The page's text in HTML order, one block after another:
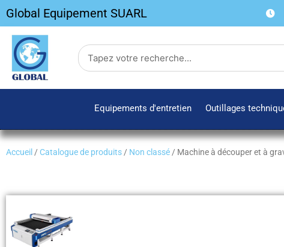
Aller
au
contenu
Global Equipement SUARL
Search
Equipements d'entretien Outillages
Accueil / Catalogue de produits / Non classé / Machine à découper et à